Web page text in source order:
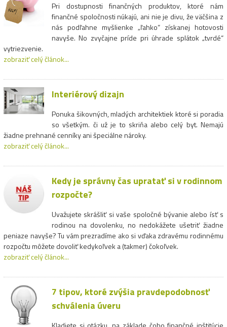
Pri dostupnosti finančných produktov, ktoré nám
finančné spoločnosti núkajú, ani nie je divu, že väčšina z
nás podľahne myšlienke „ľahko“ získanej hotovosti
navyše. No zvyčajne príde pri úhrade splátok „tvrdé“
vytriezvenie.
zobraziť celý článok...
Interiérový dizajn
Ponuka šikovných, mladých architektiek ktoré si poradia
so všetkým. či už je to skriňa alebo celý byt. Nemajú
žiadne prehnané cenníky ani špeciálne nároky.
zobraziť celý článok...
Kedy je správny čas upratať si v rodinnom
rozpočte?
Uvažujete skrášliť si vaše spoločné bývanie alebo ísť s
rodinou na dovolenku, no nedokážete ušetriť žiadne
peniaze navyše? Tu vám prezradíme ako si vďaka zdravému rodinnému
rozpočtu môžete dovoliť kedykoľvek a (takmer) čokoľvek.
zobraziť celý článok...
7 tipov, ktoré zvýšia pravdepodobnosť
schválenia úveru